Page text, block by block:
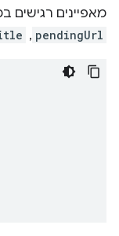
מאפיינים רגישים
pendingUrl
,‏